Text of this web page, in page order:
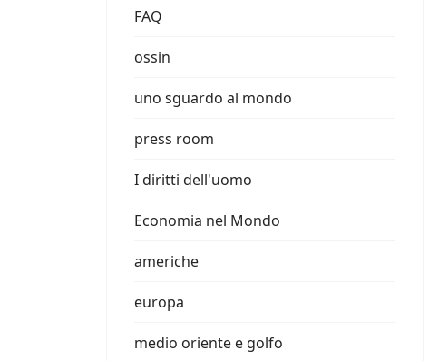
FAQ
ossin
uno sguardo al mondo
press room
I diritti dell'uomo
Economia nel Mondo
americhe
europa
medio oriente e golfo